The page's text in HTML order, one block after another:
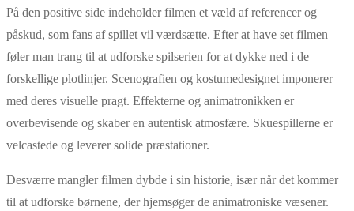
På den positive side indeholder filmen et væld af referencer og
påskud, som fans af spillet vil værdsætte. Efter at have set filmen
føler man trang til at udforske spilserien for at dykke ned i de
forskellige plotlinjer. Scenografien og kostumedesignet imponerer
med deres visuelle pragt. Effekterne og animatronikken er
overbevisende og skaber en autentisk atmosfære. Skuespillerne er
velcastede og leverer solide præstationer.
Desværre mangler filmen dybde i sin historie, især når det kommer
til at udforske børnene, der hjemsøger de animatroniske væsener.